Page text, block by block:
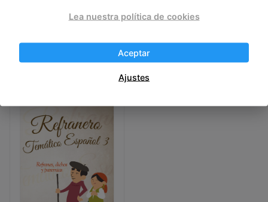
Lea nuestra política de cookies
Aceptar
Ajustes